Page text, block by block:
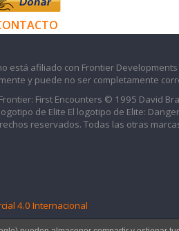
está afiliado con Frontier
y puede no ser completamente
First Encounters © 1995 David
de Elite El logotipo de Elite:
reservados. Todas las otras
4.0 Internacional